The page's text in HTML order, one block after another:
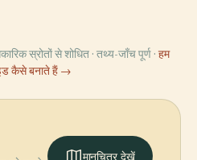
स्रोतों से शोधित · तथ्य-जाँच पूर्ण · हम
कैसे बनाते हैं →
मानचित्र देखें